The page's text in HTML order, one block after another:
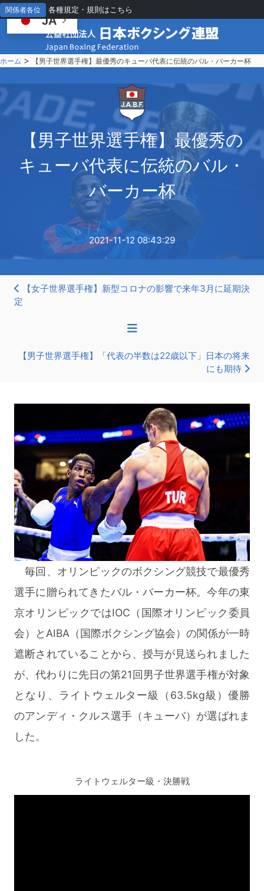
関係者各位 各種規定・規則はこちら
ホーム > 【男子世界選手権】最優秀のキューバ代表に伝統のバル・バーカー杯
【男子世界選手権】最優秀の
キューバ代表に伝統のバル・
バーカー杯
2021-11-12 08:43:29
【女子世界選手権】新型コロナの影響で来年3月に延期決
定
【男子世界選手権】「代表の半数は22歳以下」日本の将来
にも期待
毎回、オリンピックのボクシング競技で最優秀
選手に贈られてきたバル・バーカー杯。今年の東
京オリンピックではIOC（国際オリンピック委員
会）とAIBA（国際ボクシング協会）の関係が一時
遮断されていることから、授与が見送られました
が、代わりに先日の第21回男子世界選手権が対象
となり、ライトウェルター級（63.5kg級）優勝
のアンディ・クルス選手（キューバ）が選ばれま
した。
ライトウェルター級・決勝戦
JA